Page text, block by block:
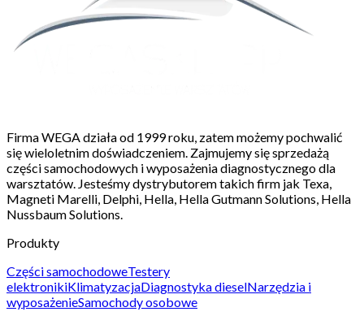
Firma WEGA działa od 1999 roku, zatem możemy pochwalić
się wieloletnim doświadczeniem. Zajmujemy się sprzedażą
części samochodowych i wyposażenia diagnostycznego dla
warsztatów. Jesteśmy dystrybutorem takich firm jak Texa,
Magneti Marelli, Delphi, Hella, Hella Gutmann Solutions, Hella
Nussbaum Solutions.
Produkty
Części samochodoweTestery
elektronikiKlimatyzacjaDiagnostyka dieselNarzędzia i
wyposażenieSamochody osobowe